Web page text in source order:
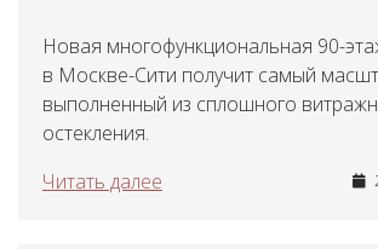
Новая многофункциональная 90-
в Москве-Сити получит самый
выполненный из сплошного
остекления.
Читать далее